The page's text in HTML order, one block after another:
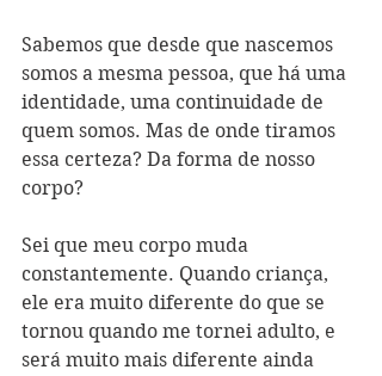
Sabemos que desde que nascemos
somos a mesma pessoa, que há uma
identidade, uma continuidade de
quem somos. Mas de onde tiramos
essa certeza? Da forma de nosso
corpo?
Sei que meu corpo muda
constantemente. Quando criança,
ele era muito diferente do que se
tornou quando me tornei adulto, e
será muito mais diferente ainda